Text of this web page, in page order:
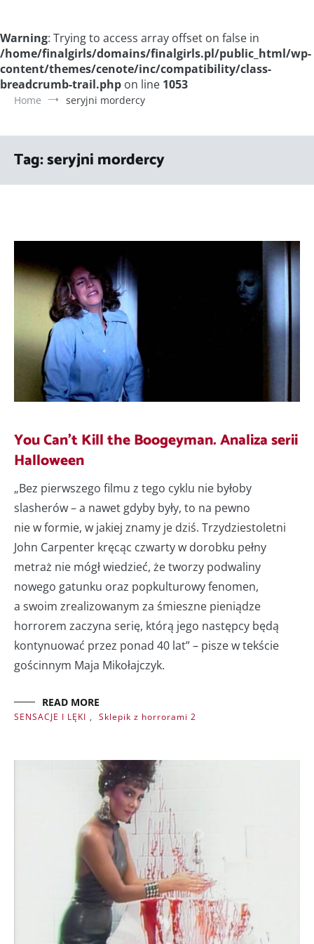
Warning: Trying to access array offset on false in
/home/finalgirls/domains/finalgirls.pl/public_html/wp-
content/themes/cenote/inc/compatibility/class-
breadcrumb-trail.php on line 1053
Home seryjni mordercy
Tag:seryjni mordercy
You Can’t Kill the Boogeyman. Analiza serii
Halloween
„Bez pierwszego filmu z tego cyklu nie byłoby
slasherów – a nawet gdyby były, to na pewno
nie w formie, w jakiej znamy je dziś. Trzydziestoletni
John Carpenter kręcąc czwarty w dorobku pełny
metraż nie mógł wiedzieć, że tworzy podwaliny
nowego gatunku oraz popkulturowy fenomen,
a swoim zrealizowanym za śmieszne pieniądze
horrorem zaczyna serię, którą jego następcy będą
kontynuować przez ponad 40 lat” – pisze w tekście
gościnnym Maja Mikołajczyk.
READ MORE
SENSACJE I LĘKI , Sklepik z horrorami 2